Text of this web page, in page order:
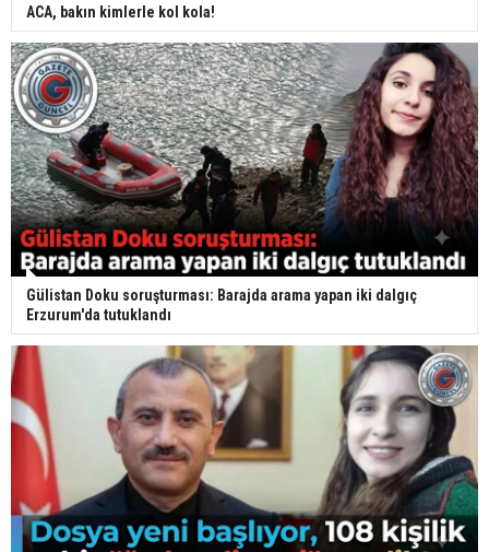
ACA, bakın kimlerle kol kola!
Gülistan Doku soruşturması: Barajda arama yapan iki dalgıç
Erzurum'da tutuklandı